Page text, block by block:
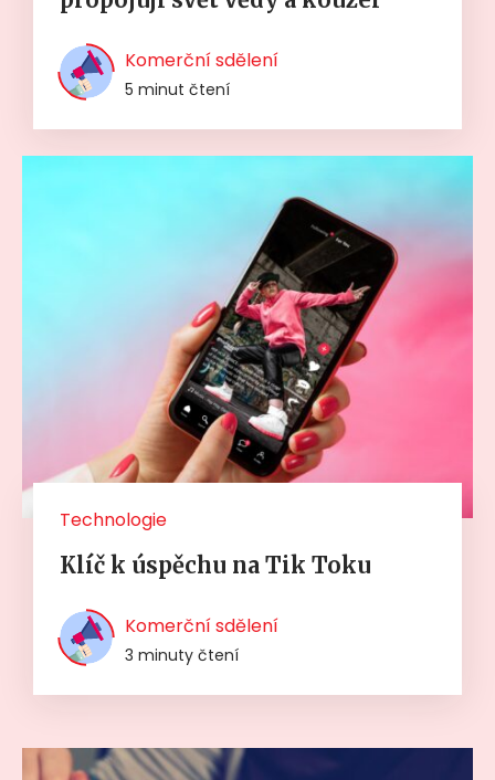
Komerční sdělení
5 minut čtení
Technologie
Klíč k úspěchu na Tik Toku
Komerční sdělení
3 minuty čtení